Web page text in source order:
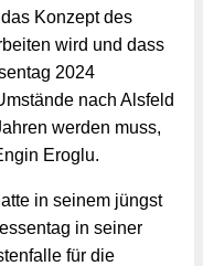
Konzept des
wird und dass
2024
nach Alsfeld
werden muss,
Eroglu.
in seinem jüngst
in seiner
für die